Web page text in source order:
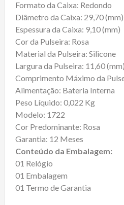
Formato da Caixa: Redondo
Diâmetro da Caixa: 29,70 (mm)
Espessura da Caixa: 9,10 (mm)
Cor da Pulseira: Rosa
Material da Pulseira: Silicone
Largura da Pulseira: 11,60 (mm)
Comprimento Máximo da
Alimentação: Bateria Interna
Peso Líquido: 0,022 Kg
Modelo: 1722
Cor Predominante: Rosa
Garantia: 12 Meses
Conteúdo da Embalagem:
01 Relógio
01 Embalagem
01 Termo de Garantia